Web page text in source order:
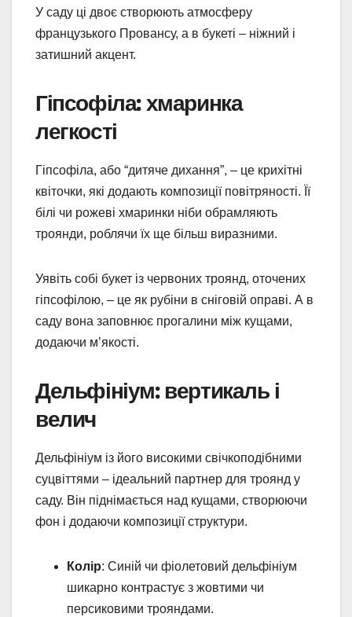
У саду ці двоє створюють атмосферу
французького Провансу, а в букеті – ніжний і
затишний акцент.
Гіпсофіла: хмаринка
легкості
Гіпсофіла, або “дитяче дихання”, – це крихітні
квіточки, які додають композиції повітряності. Її
білі чи рожеві хмаринки ніби обрамляють
троянди, роблячи їх ще більш виразними.
Уявіть собі букет із червоних троянд, оточених
гіпсофілою, – це як рубіни в сніговій оправі. А в
саду вона заповнює прогалини між кущами,
додаючи м’якості.
Дельфініум: вертикаль і
велич
Дельфініум із його високими свічкоподібними
суцвіттями – ідеальний партнер для троянд у
саду. Він піднімається над кущами, створюючи
фон і додаючи композиції структури.
Колір: Синій чи фіолетовий дельфініум
шикарно контрастує з жовтими чи
персиковими трояндами.